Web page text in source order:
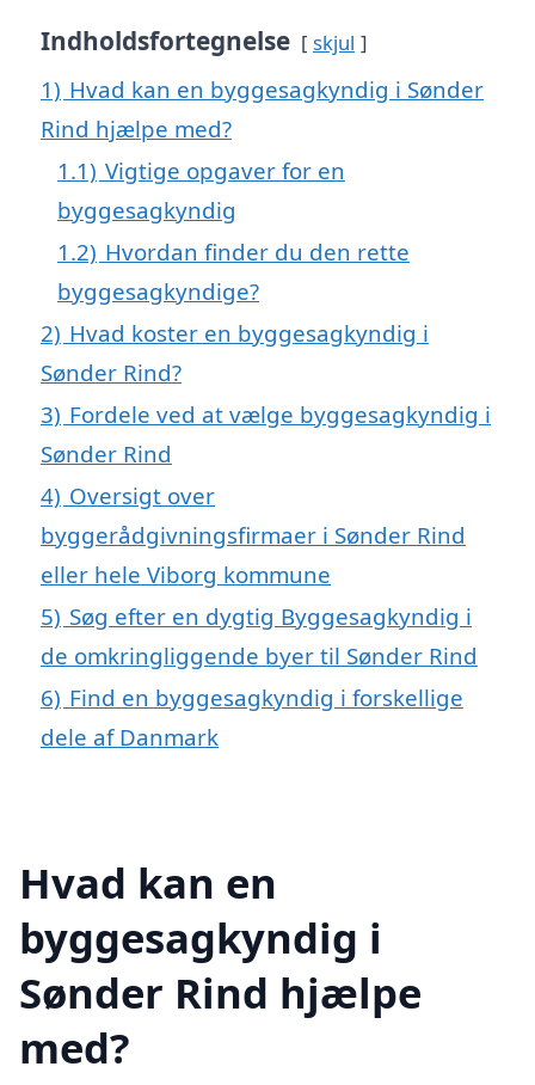
Indholdsfortegnelse skjul
1) Hvad kan en byggesagkyndig i Sønder
Rind hjælpe med?
1.1) Vigtige opgaver for en
byggesagkyndig
1.2) Hvordan finder du den rette
byggesagkyndige?
2) Hvad koster en byggesagkyndig i
Sønder Rind?
3) Fordele ved at vælge byggesagkyndig i
Sønder Rind
4) Oversigt over
byggerådgivningsfirmaer i Sønder Rind
eller hele Viborg kommune
5) Søg efter en dygtig Byggesagkyndig i
de omkringliggende byer til Sønder Rind
6) Find en byggesagkyndig i forskellige
dele af Danmark
Hvad kan en
byggesagkyndig i
Sønder Rind hjælpe
med?